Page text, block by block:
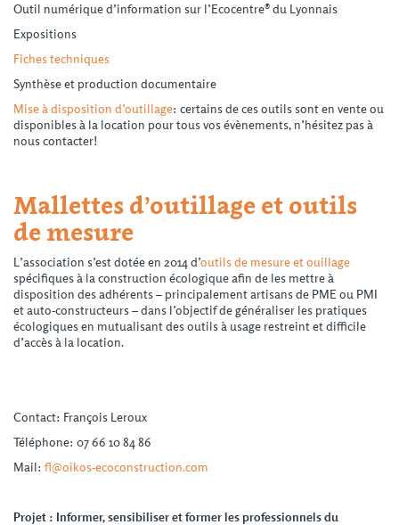
Outil numérique d’information sur l’Ecocentre® du Lyonnais
Expositions
Fiches techniques
Synthèse et production documentaire
Mise à disposition d’outillage: certains de ces outils sont en vente ou
disponibles à la location pour tous vos évènements, n’hésitez pas à
nous contacter!
Mallettes d’outillage et outils
de mesure
L’association s’est dotée en 2014 d’outils de mesure et ouillage
spécifiques à la construction écologique afin de les mettre à
disposition des adhérents – principalement artisans de PME ou PMI
et auto-constructeurs – dans l’objectif de généraliser les pratiques
écologiques en mutualisant des outils à usage restreint et difficile
d’accès à la location.
Contact: François Leroux
Téléphone: 07 66 10 84 86
Mail: fl@oikos-ecoconstruction.com
Projet : Informer, sensibiliser et former les professionnels du